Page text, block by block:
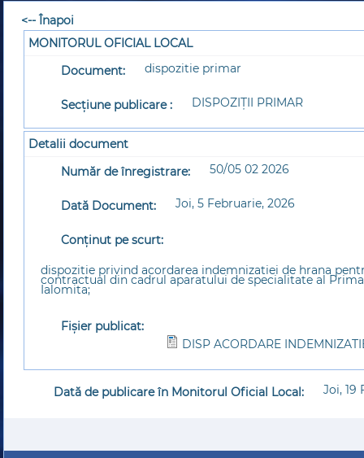
<-- Înapoi
MONITORUL OFICIAL LOCAL
Document:
dispozitie primar
Secțiune publicare : DISPOZIȚII PRIMAR
Detalii document
Număr de înregistrare:
50/05 02 2026
Dată Document: Joi, 5 Februarie, 2026
Conținut pe scurt:
dispozitie privind acordarea indemnizatiei de hrana
contractual din cadrul aparatului de specialitate al
Ialomita;
Fișier publicat:
DISP ACORDARE
Dată de publicare în Monitorul Oficial Local: Joi, 19